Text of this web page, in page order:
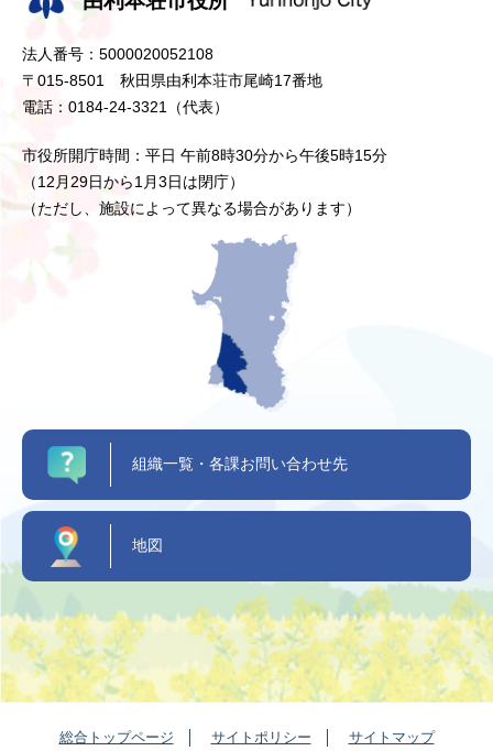
法人番号：5000020052108
〒015-8501 秋田県由利本荘市尾崎17番地
電話：0184-24-3321（代表）
市役所開庁時間：平日 午前8時30分から午後5時15分
（12月29日から1月3日は閉庁）
（ただし、施設によって異なる場合があります）
組織一覧・各課お問い合わせ先
地図
総合トップページ サイトポリシー サイトマップ